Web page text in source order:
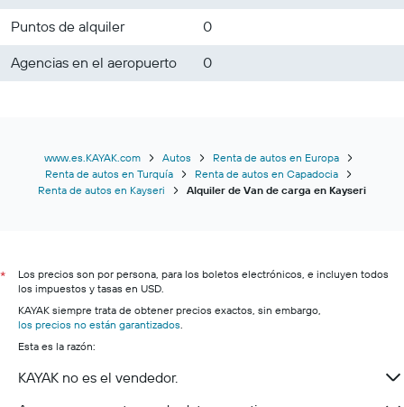
Puntos de alquiler
0
Agencias en el aeropuerto
0
www.es.KAYAK.com Autos
Renta de autos en Europa
Renta de autos en Turquía
Renta de autos en Capadocia
Renta de autos en Kayseri
Alquiler de Van de carga en Kayseri
*
Los precios son por persona, para los boletos electrónicos, e incluyen todos
los impuestos y tasas en USD.
KAYAK siempre trata de obtener precios exactos, sin embargo,
los precios no están garantizados.
Esta es la razón:
KAYAK no es el vendedor.